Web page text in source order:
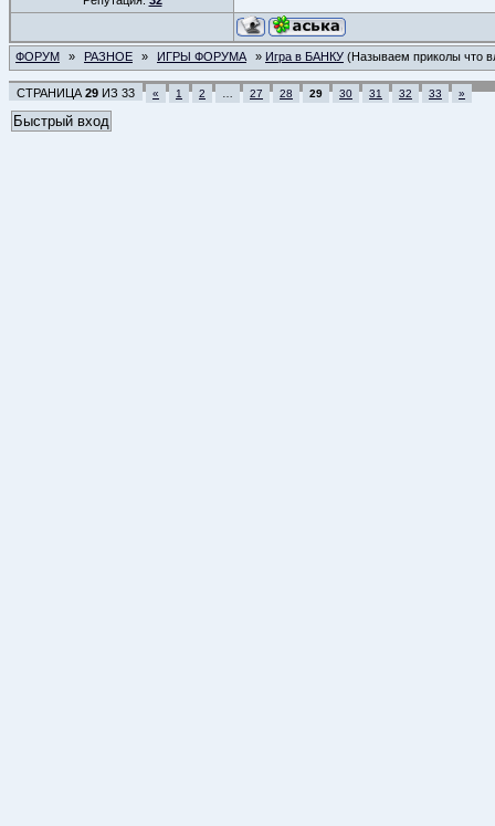
ФОРУМ » РАЗНОЕ » ИГРЫ ФОРУМА » Игра в БАНКУ (Называем приколы что
СТРАНИЦА 29 ИЗ 33 « 1 2 27 28 29 30 31 32 33 »